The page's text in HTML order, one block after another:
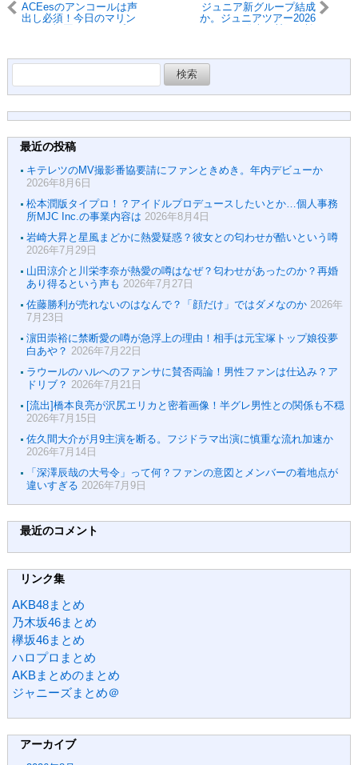
ACEesのアンコールは声
出し必須！今日のマリン
ジュニア新グループ結成
か。ジュニアツアー2026
索:
最近の投稿
キテレツのMV撮影番協要請にファンときめき。年内デビューか
2026年8月6日
松本潤版タイプロ！？アイドルプロデュースしたいとか…個人事務
所MJC Inc.の事業内容は 2026年8月4日
岩崎大昇と星風まどかに熱愛疑惑？彼女との匂わせが酷いという噂
2026年7月29日
山田涼介と川栄李奈が熱愛の噂はなぜ？匂わせがあったのか？再婚
あり得るという声も 2026年7月27日
佐藤勝利が売れないのはなんで？「顔だけ」ではダメなのか 2026年
7月23日
濵田崇裕に禁断愛の噂が急浮上の理由！相手は元宝塚トップ娘役夢
白あや？ 2026年7月22日
ラウールのハルへのファンサに賛否両論！男性ファンは仕込み？ア
ドリブ？ 2026年7月21日
[流出]橋本良亮が沢尻エリカと密着画像！半グレ男性との関係も不穏
2026年7月15日
佐久間大介が月9主演を断る。フジドラマ出演に慎重な流れ加速か
2026年7月14日
「深澤辰哉の大号令」って何？ファンの意図とメンバーの着地点が
違いすぎる 2026年7月9日
最近のコメント
リンク集
AKB48まとめ
乃木坂46まとめ
欅坂46まとめ
ハロプロまとめ
AKBまとめのまとめ
ジャニーズまとめ＠
アーカイブ